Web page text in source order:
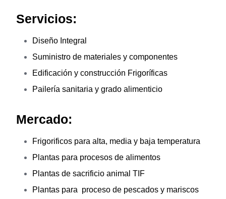
Servicios:
Diseño Integral
Suministro de materiales y componentes
Edificación y construcción Frigoríficas
Pailería sanitaria y grado alimenticio
Mercado:
Frigorificos para alta, media y baja temperatura
Plantas para procesos de alimentos
Plantas de sacrificio animal TIF
Plantas para proceso de pescados y mariscos